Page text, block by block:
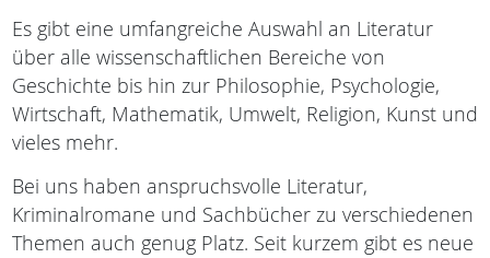
Es gibt eine umfangreiche Auswahl an Literatur
über alle wissenschaftlichen Bereiche von
Geschichte bis hin zur Philosophie, Psychologie,
Wirtschaft, Mathematik, Umwelt, Religion, Kunst und
vieles mehr.
Bei uns haben anspruchsvolle Literatur,
Kriminalromane und Sachbücher zu verschiedenen
Themen auch genug Platz. Seit kurzem gibt es neue